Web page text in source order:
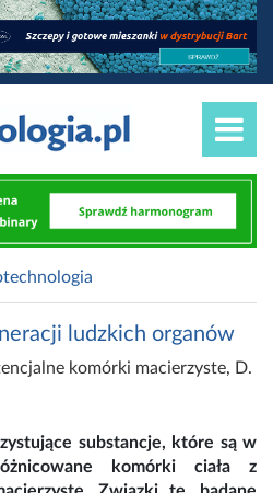
ludzkich organów
komórki macierzyste, D.
substancje, które są w
komórki ciała z